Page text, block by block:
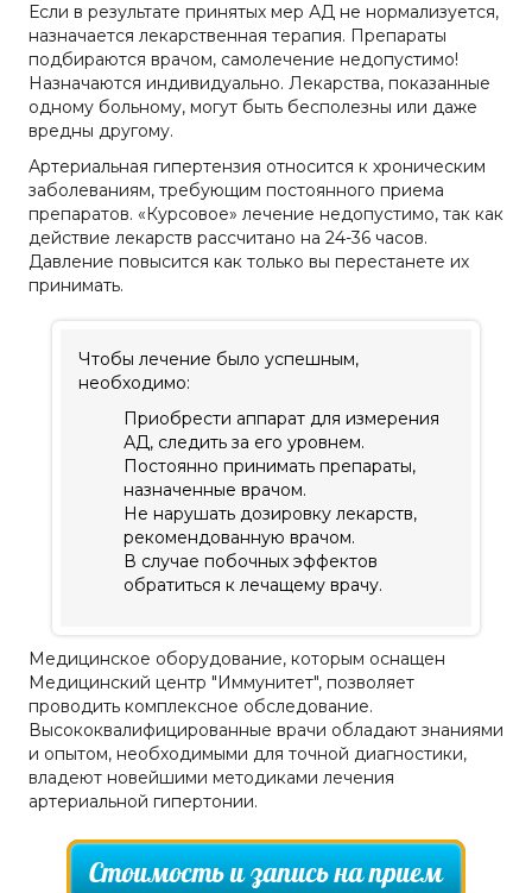
Если в результате принятых мер АД не нормализуется,
назначается лекарственная терапия. Препараты
подбираются врачом, самолечение недопустимо!
Назначаются индивидуально. Лекарства, показанные
одному больному, могут быть бесполезны или даже
вредны другому.
Артериальная гипертензия относится к хроническим
заболеваниям, требующим постоянного приема
препаратов. «Курсовое» лечение недопустимо, так как
действие лекарств рассчитано на 24-36 часов.
Давление повысится как только вы перестанете их
принимать.
Чтобы лечение было успешным,
необходимо:
Приобрести аппарат для измерения
АД, следить за его уровнем.
Постоянно принимать препараты,
назначенные врачом.
Не нарушать дозировку лекарств,
рекомендованную врачом.
В случае побочных эффектов
обратиться к лечащему врачу.
Медицинское оборудование, которым оснащен
Медицинский центр "Иммунитет", позволяет
проводить комплексное обследование.
Высококвалифицированные врачи обладают знаниями
и опытом, необходимыми для точной диагностики,
владеют новейшими методиками лечения
артериальной гипертонии.
Стоимость и запись на прием